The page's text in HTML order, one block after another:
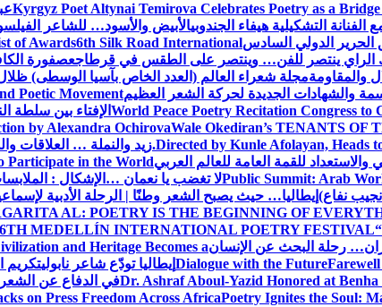
Kyrgyz Poet Altynai Temirova Celebrates Poetry as a
الفنانة التشكيلية هيفاء الجندوبيالأبيض والأسود… للشاعر
الحرير الدولي السادس of Awards6th Silk Road International
الراي ينتصر للفن… وينتصر على الطقس في قرطاجعصفورة
والمقاومةمجلة شعراء العالم (العدد الخاص بآسيا الوسطى)
والشهادات الجديدة لحركة الشعر العظيمPoetic Movement
World Peace Poetry Recitation Congress to الإفتاء بين سلطة
by Alexandra OchirovaWale Okediran’s TENANTS OF
Directed by Kunle Afolayan, Heads زيد والنملة … العلاقات
للقمة العامة للعالم العربيParticipate in the World
Public Summit: Arabلا تغضب يا نعمان …الإشكال :
نجيب نفاع) إيطاليا… حيث يصبح الشعر وطنًا | الرحلة الأدبية
AL: POETRY IS THE BEGINNING OF
MEDELLÍN INTERNATIONAL POETRY FESTIVAL
رحلة البحث عن الإنسانand Heritage Becomes a
Dialogue with the Future إيطاليا تودّع شاعر نابوليتكريم
Dr. Ashraf Aboul-Yazid Honored atفي الدفاع عن
on Press Freedom Across AfricaPoetry Ignites the Soul: